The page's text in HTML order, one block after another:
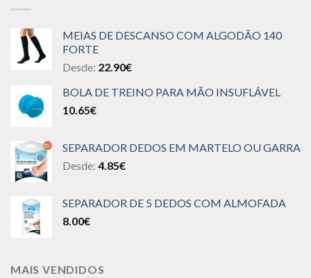
MEIAS DE DESCANSO COM ALGODÃO 140
FORTE
Desde: 22.90€
BOLA DE TREINO PARA MÃO INSUFLÁVEL
10.65€
SEPARADOR DEDOS EM MARTELO OU GARRA
Desde: 4.85€
SEPARADOR DE 5 DEDOS COM ALMOFADA
8.00€
MAIS VENDIDOS